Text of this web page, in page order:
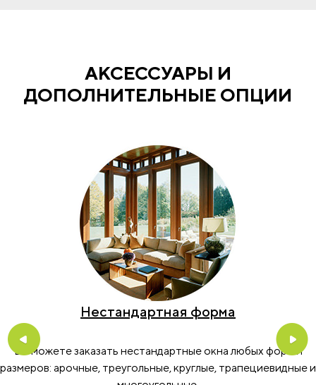
АКСЕССУАРЫ И
ДОПОЛНИТЕЛЬНЫЕ ОПЦИИ
Скрытые петли
Фурнитура со скрытыми петлями улучшит
свойства, повысит уровень взломостойкости и увеличит
угол открывания створок.
Previous